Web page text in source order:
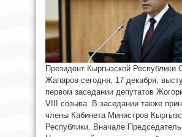
Президент Кыргызской Республики
Жапаров сегодня, 17 декабря,
первом заседании депутатов
VIII созыва. В заседании также
члены Кабинета Министров
Республики. Вначале Председатель